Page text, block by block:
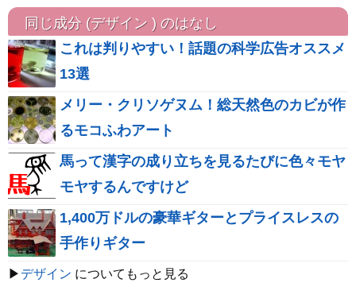
同じ成分 (デザイン ) のはなし
これは判りやすい！話題の科学広告オススメ
13選
メリー・クリソゲヌム！総天然色のカビが作
るモコふわアート
馬って漢字の成り立ちを見るたびに色々モヤ
モヤするんですけど
1,400万ドルの豪華ギターとプライスレスの
手作りギター
▶ デザイン についてもっと見る